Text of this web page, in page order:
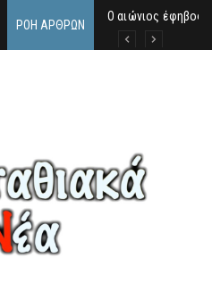
ΡΟΉ ΆΡΘΡΩΝ
Ο αιώνιος έφηβος
Δικαστική
Άμεση